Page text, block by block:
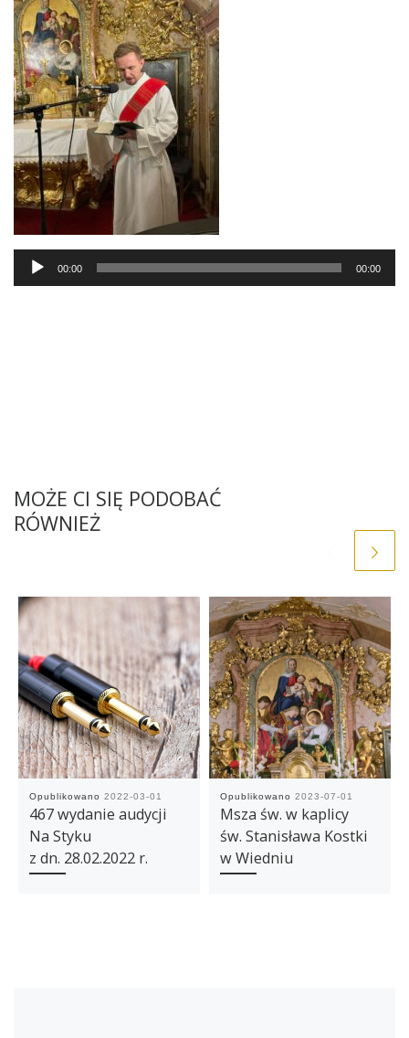
Audio
Player
00:00 00:00
MOŻE CI SIĘ PODOBAĆ
RÓWNIEŻ
Opublikowano 2022-03-01
467 wydanie audycji
Na Styku
z dn. 28.02.2022 r.
Opublikowano 2023-07-01
Msza św. w kaplicy
św. Stanisława Kostki
w Wiedniu